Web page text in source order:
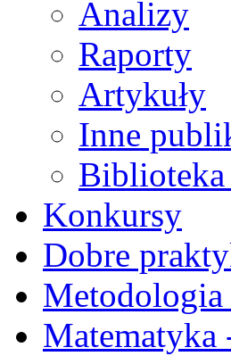
Analizy
Raporty
Artykuły
Inne
Biblioteka
Konkursy
Dobre
Metodologia
Matematyka